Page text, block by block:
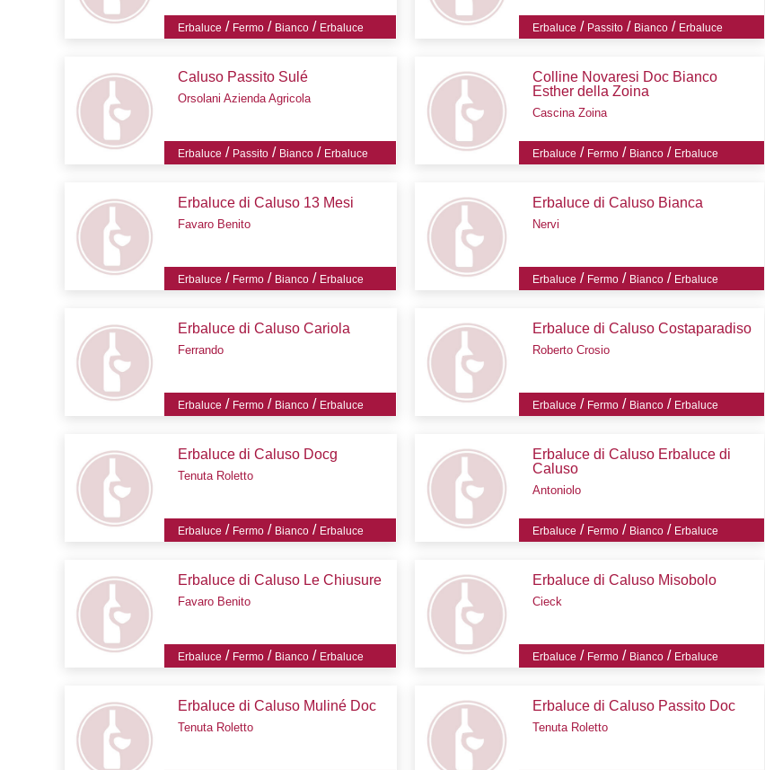
Erbaluce / Fermo/ Bianco/ Erbaluce Erbaluce / Passito / Bianco / Erbaluce
Caluso Passito Sulé
Orsolani Azienda Agricola
Erbaluce / Passito/ Bianco/ Erbaluce
Colline Novaresi Doc Bianco
Esther della Zoina
Cascina Zoina
Erbaluce / Fermo / Bianco / Erbaluce
Erbaluce di Caluso 13 Mesi
Favaro Benito
Erbaluce / Fermo/ Bianco/ Erbaluce
Erbaluce di Caluso Bianca
Nervi
Erbaluce / Fermo / Bianco / Erbaluce
Erbaluce di Caluso Cariola
Ferrando
Erbaluce / Fermo/ Bianco/ Erbaluce
Erbaluce di Caluso Costaparadiso
Roberto Crosio
Erbaluce / Fermo / Bianco / Erbaluce
Erbaluce di Caluso Docg
Tenuta Roletto
Erbaluce / Fermo/ Bianco/ Erbaluce
Erbaluce di Caluso Erbaluce di
Caluso
Antoniolo
Erbaluce / Fermo / Bianco / Erbaluce
Erbaluce di Caluso Le Chiusure
Favaro Benito
Erbaluce / Fermo/ Bianco/ Erbaluce
Erbaluce di Caluso Misobolo
Cieck
Erbaluce / Fermo / Bianco / Erbaluce
Erbaluce di Caluso Muliné Doc
Tenuta Roletto
Erbaluce di Caluso Passito Doc
Tenuta Roletto